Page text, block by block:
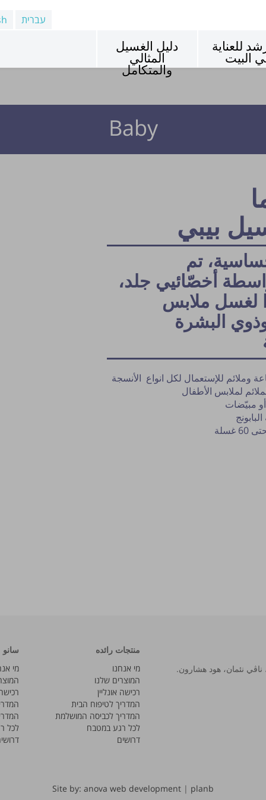
עברית
للعناية
البيت
دليل الغسيل
المثالي
والمتكامل
Baby
بيبي
تم
أخصّائيي جلد،
لغسل ملابس
البشرة
وملائم للإستعمال لكل انواع الأنسجة
لملابس الأطفال
مبيّضات
منتجات رائده
מי אנחנו
המוצרים שלנו
רכישה אונליין
המדריך לטיפוח הבית
המדריך לכביסה המושלמת
לכל רגע במטבח
דרושים
سانو
מי
לכל
Site by: anova web development | planb